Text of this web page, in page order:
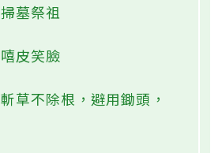
墓祭祖
皮笑臉
草不除根，避用鋤頭，